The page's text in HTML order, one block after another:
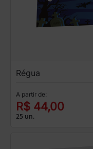
Régua
A partir de:
R$ 44,00
25 un.